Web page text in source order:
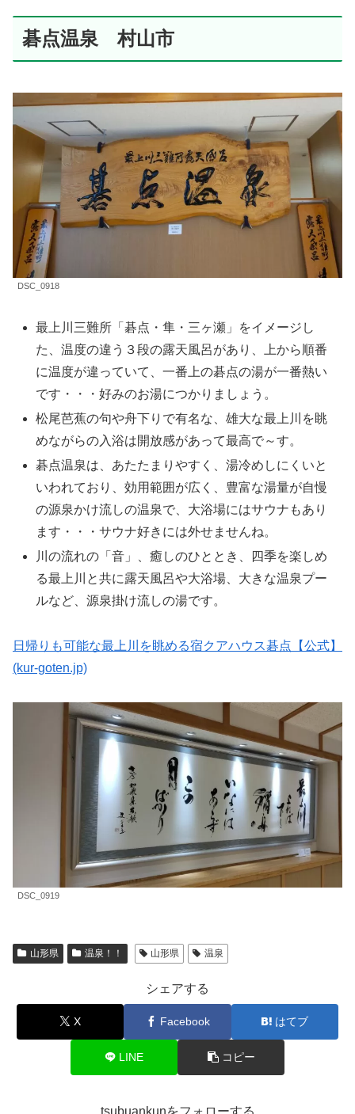
碁点温泉 村山市
DSC_0918
最上川三難所「碁点・隼・三ヶ瀬」をイメージし
た、温度の違う３段の露天風呂があり、上から順番
に温度が違っていて、一番上の碁点の湯が一番熱い
です・・・好みのお湯につかりましょう。
松尾芭蕉の句や舟下りで有名な、雄大な最上川を眺
めながらの入浴は開放感があって最高で～す。
碁点温泉は、あたたまりやすく、湯冷めしにくいと
いわれており、効用範囲が広く、豊富な湯量が自慢
の源泉かけ流しの温泉で、大浴場にはサウナもあり
ます・・・サウナ好きには外せませんね。
川の流れの「音」、癒しのひととき、四季を楽しめ
る最上川と共に露天風呂や大浴場、大きな温泉プー
ルなど、源泉掛け流しの湯です。
日帰りも可能な最上川を眺める宿クアハウス碁点【公式】
(kur-goten.jp)
DSC_0919
山形県 温泉！！ 山形県 温泉
シェアする
X Facebook はてブ
LINE コピー
tsubuankunをフォローする